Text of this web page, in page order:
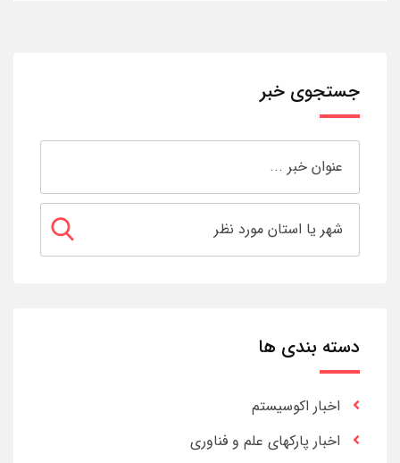
جستجوی خبر
دسته بندی ها
اخبار اکوسیستم
اخبار پارکهای علم و فناوری